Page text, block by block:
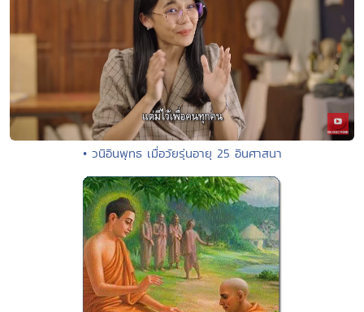
• วนิอินพุทธ เมื่อวัยรุ่นอายุ 25 อินศาสนา